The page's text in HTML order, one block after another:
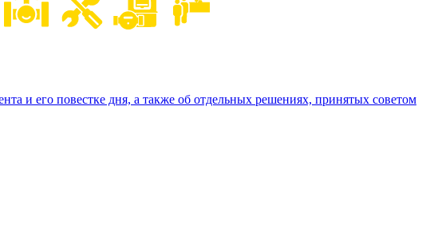
и его повестке дня, а также об отдельных решениях, принятых советом